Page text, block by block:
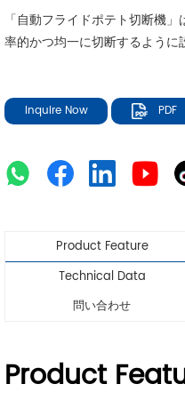
「自動フライドポテト切断機
率的かつ均一に切断するように
Inquire Now PDF
Product Feature
Technical Data
問い合わせ
Product